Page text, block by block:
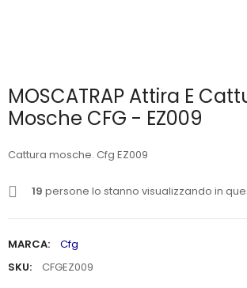
MOSCATRAP Attira E
Mosche CFG - EZ009
Cattura mosche. Cfg EZ009
19 persone lo stanno visualizzando in
MARCA:
Cfg
SKU:
CFGEZ009